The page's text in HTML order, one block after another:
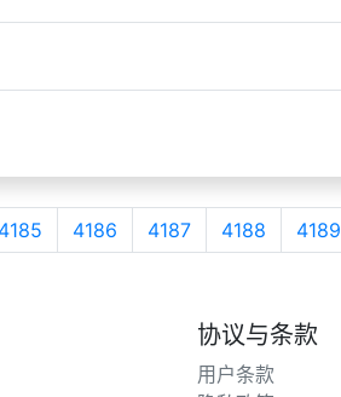
4185 4186 4187 4188 4189
协议与条款
用户条款